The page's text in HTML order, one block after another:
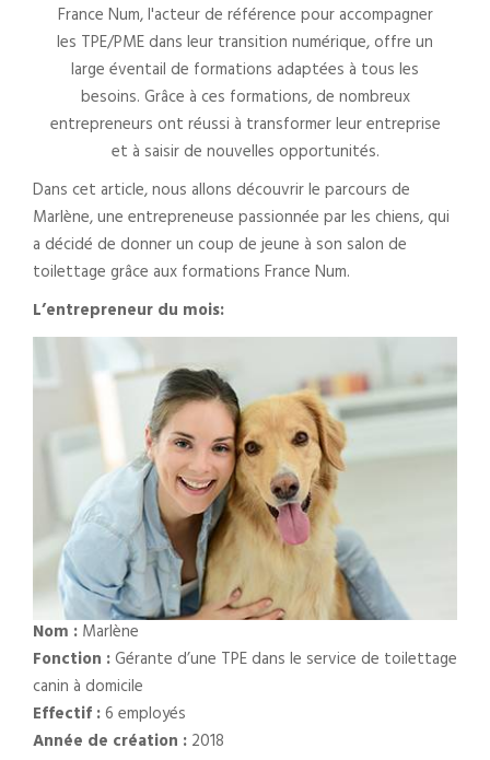
France Num, l'acteur de référence pour accompagner
les TPE/PME dans leur transition numérique, offre un
large éventail de formations adaptées à tous les
besoins. Grâce à ces formations, de nombreux
entrepreneurs ont réussi à transformer leur entreprise
et à saisir de nouvelles opportunités.
Dans cet article, nous allons découvrir le parcours de
Marlène, une entrepreneuse passionnée par les chiens, qui
a décidé de donner un coup de jeune à son salon de
toilettage grâce aux formations France Num.
L’entrepreneur du mois:
Nom :Marlène
Fonction :Gérante d’une TPE dans le service de toilettage
canin à domicile
Effectif :6 employés
Année de création :2018